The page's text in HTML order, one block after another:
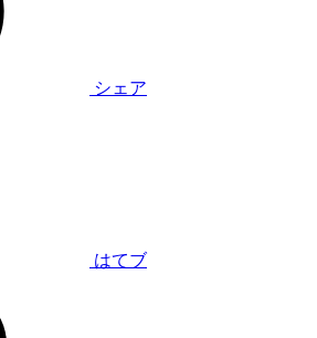
シェア
はてブ